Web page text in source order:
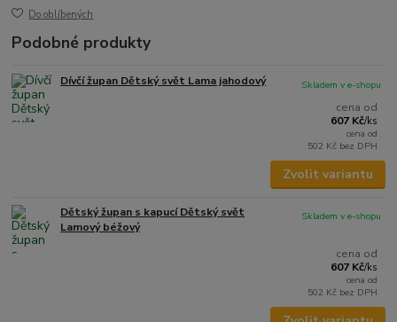
Do oblíbených
Podobné produkty
Dívčí župan Dětský svět Lama jahodový
cena od
607 Kč/ks
cena od
502 Kč bez DPH
Skladem v e-shopu
Zvolit variantu
Dětský župan s kapucí Dětský svět
Lamový béžový
cena od
607 Kč/ks
cena od
502 Kč bez DPH
Skladem v e-shopu